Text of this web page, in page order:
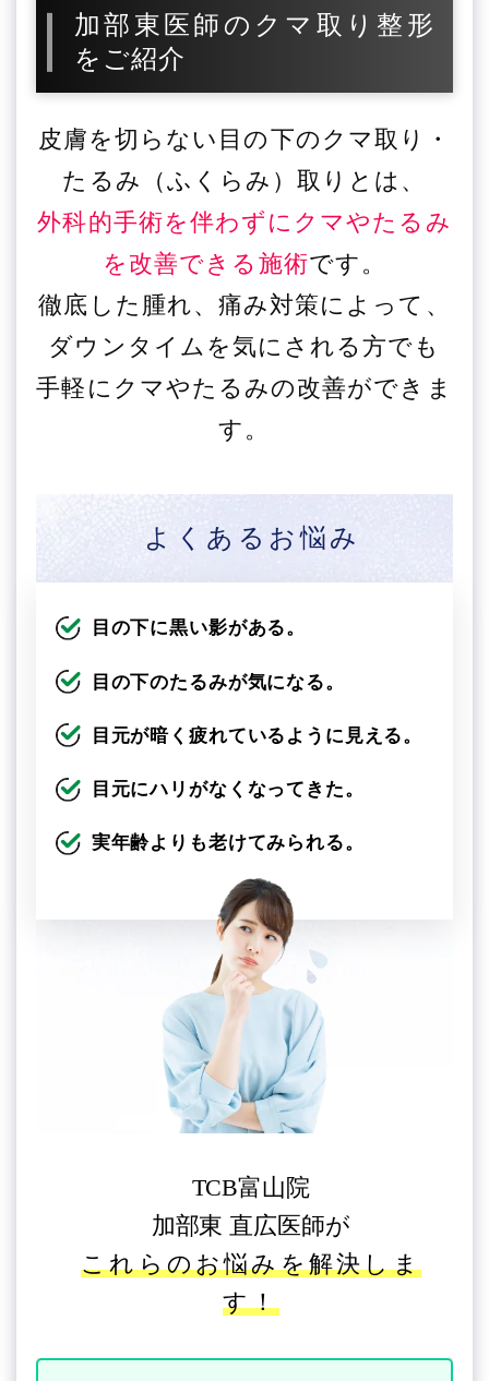
加部東医師のクマ取り整形
をご紹介
皮膚を切らない目の下のクマ取り・
たるみ（ふくらみ）取りとは、
外科的手術を伴わずにクマやたるみ
を改善できる施術です。
徹底した腫れ、痛み対策によって、
ダウンタイムを気にされる方でも
手軽にクマやたるみの改善ができま
す。
よくあるお悩み
目の下に黒い影がある。
目の下のたるみが気になる。
目元が暗く疲れているように見える。
目元にハリがなくなってきた。
実年齢よりも老けてみられる。
TCB富山院
加部東 直広医師が
これらのお悩みを解決しま
す！